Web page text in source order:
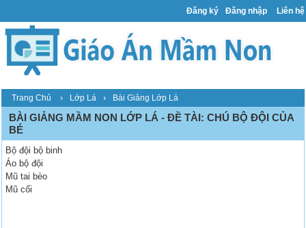
Đăng ký Đăng nhập Liên hệ
Trang Chủ › Lớp Lá › Bài Giảng Lớp Lá
BÀI GIẢNG MẦM NON LỚP LÁ - ĐỀ TÀI: CHÚ BỘ ĐỘI CỦA
BÉ
Bộ đội bộ binh
Áo bộ đội
Mũ tai bèo
Mũ cối